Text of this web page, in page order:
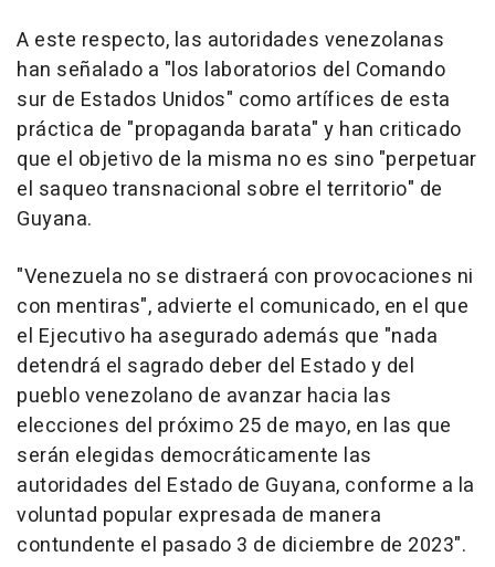
A este respecto, las autoridades venezolanas
han señalado a "los laboratorios del Comando
sur de Estados Unidos" como artífices de esta
práctica de "propaganda barata" y han criticado
que el objetivo de la misma no es sino "perpetuar
el saqueo transnacional sobre el territorio" de
Guyana.
"Venezuela no se distraerá con provocaciones ni
con mentiras", advierte el comunicado, en el que
el Ejecutivo ha asegurado además que "nada
detendrá el sagrado deber del Estado y del
pueblo venezolano de avanzar hacia las
elecciones del próximo 25 de mayo, en las que
serán elegidas democráticamente las
autoridades del Estado de Guyana, conforme a la
voluntad popular expresada de manera
contundente el pasado 3 de diciembre de 2023".